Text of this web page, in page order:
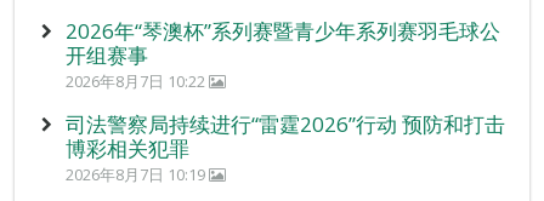
2026年“琴澳杯”系列赛暨青少年系列赛羽毛球公
开组赛事
2026年8月7日 10:22
司法警察局持续进行“雷霆2026”行动 预防和打击
博彩相关犯罪
2026年8月7日 10:19